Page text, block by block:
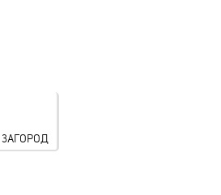
ЗАГОРОД